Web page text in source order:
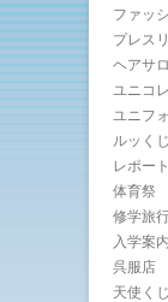
ファッ
プレス
ヘアサ
ユニコ
ユニフ
ルッくじ
レポー
体育祭
修学旅
入学案内
呉服店
天使くじ